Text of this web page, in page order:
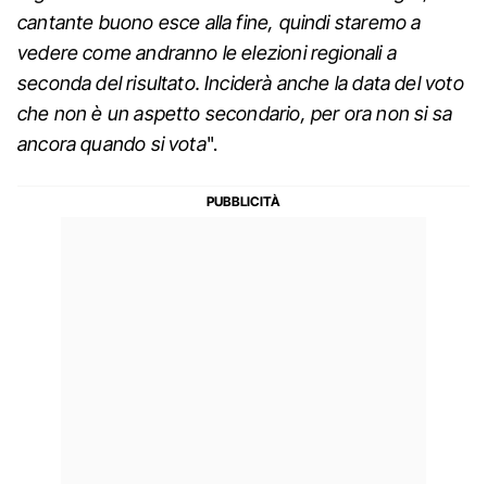
cantante buono esce alla fine, quindi staremo a
vedere come andranno le elezioni regionali a
seconda del risultato. Inciderà anche la data del voto
che non è un aspetto secondario, per ora non si sa
ancora quando si vota".